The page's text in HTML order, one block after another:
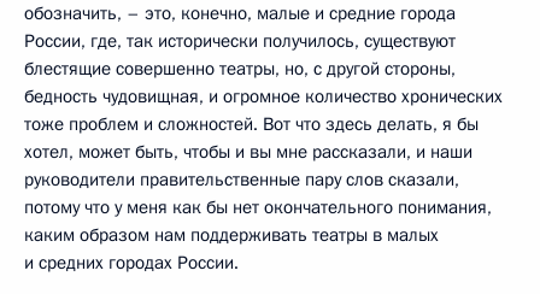
обозначить, – это, конечно, малые и средние города
России, где, так исторически получилось, существуют
блестящие совершенно театры, но, с другой стороны,
бедность чудовищная, и огромное количество хронических
тоже проблем и сложностей. Вот что здесь делать, я бы
хотел, может быть, чтобы и вы мне рассказали, и наши
руководители правительственные пару слов сказали,
потому что у меня как бы нет окончательного понимания,
каким образом нам поддерживать театры в малых
и средних городах России.